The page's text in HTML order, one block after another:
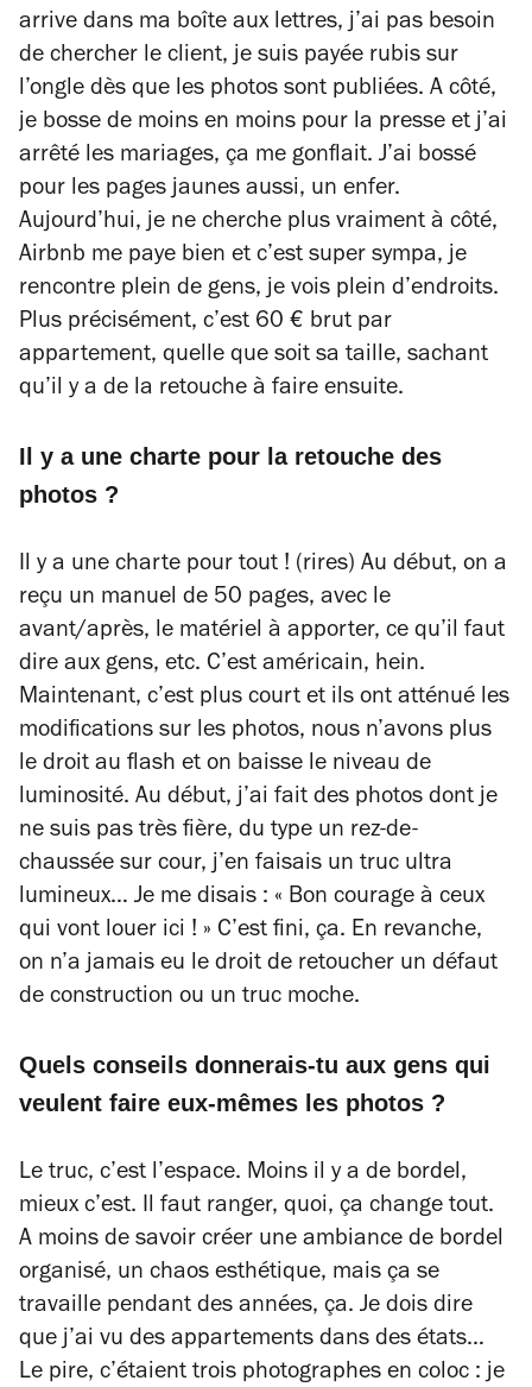
arrive dans ma boîte aux lettres, j’ai pas besoin
de chercher le client, je suis payée rubis sur
l’ongle dès que les photos sont publiées. A côté,
je bosse de moins en moins pour la presse et j’ai
arrêté les mariages, ça me gonflait. J’ai bossé
pour les pages jaunes aussi, un enfer.
Aujourd’hui, je ne cherche plus vraiment à côté,
Airbnb me paye bien et c’est super sympa, je
rencontre plein de gens, je vois plein d’endroits.
Plus précisément, c’est 60 € brut par
appartement, quelle que soit sa taille, sachant
qu’il y a de la retouche à faire ensuite.
Il y a une charte pour la retouche des
photos ?
Il y a une charte pour tout ! (rires) Au début, on a
reçu un manuel de 50 pages, avec le
avant/après, le matériel à apporter, ce qu’il faut
dire aux gens, etc. C’est américain, hein.
Maintenant, c’est plus court et ils ont atténué les
modifications sur les photos, nous n’avons plus
le droit au flash et on baisse le niveau de
luminosité. Au début, j’ai fait des photos dont je
ne suis pas très fière, du type un rez-de-
chaussée sur cour, j’en faisais un truc ultra
lumineux… Je me disais : « Bon courage à ceux
qui vont louer ici ! » C’est fini, ça. En revanche,
on n’a jamais eu le droit de retoucher un défaut
de construction ou un truc moche.
Quels conseils donnerais-tu aux gens qui
veulent faire eux-mêmes les photos ?
Le truc, c’est l’espace. Moins il y a de bordel,
mieux c’est. Il faut ranger, quoi, ça change tout.
A moins de savoir créer une ambiance de bordel
organisé, un chaos esthétique, mais ça se
travaille pendant des années, ça. Je dois dire
que j’ai vu des appartements dans des états…
Le pire, c’étaient trois photographes en coloc : je